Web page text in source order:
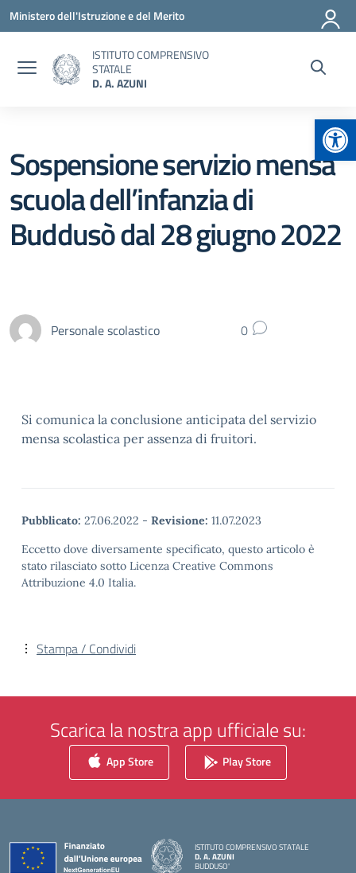
Vai ai contenuti
Vai al menu di navigazione
Vai al footer
Ministero dell'Istruzione e del Merito
ISTITUTO COMPRENSIVO
STATALE
D. A. AZUNI
Sospensione servizio mensa
scuola dell’infanzia di
Buddusò dal 28 giugno 2022
Personale scolastico 0
Si comunica la conclusione anticipata del servizio
mensa scolastica per assenza di fruitori.
Pubblicato: 27.06.2022 - Revisione: 11.07.2023
Eccetto dove diversamente specificato, questo articolo è
stato rilasciato sotto Licenza Creative Commons
Attribuzione 4.0 Italia.
Stampa / Condividi
Scarica la nostra app ufficiale su:
App Store Play Store
ISTITUTO COMPRENSIVO STATALE
D. A. AZUNI
BUDDUSO'